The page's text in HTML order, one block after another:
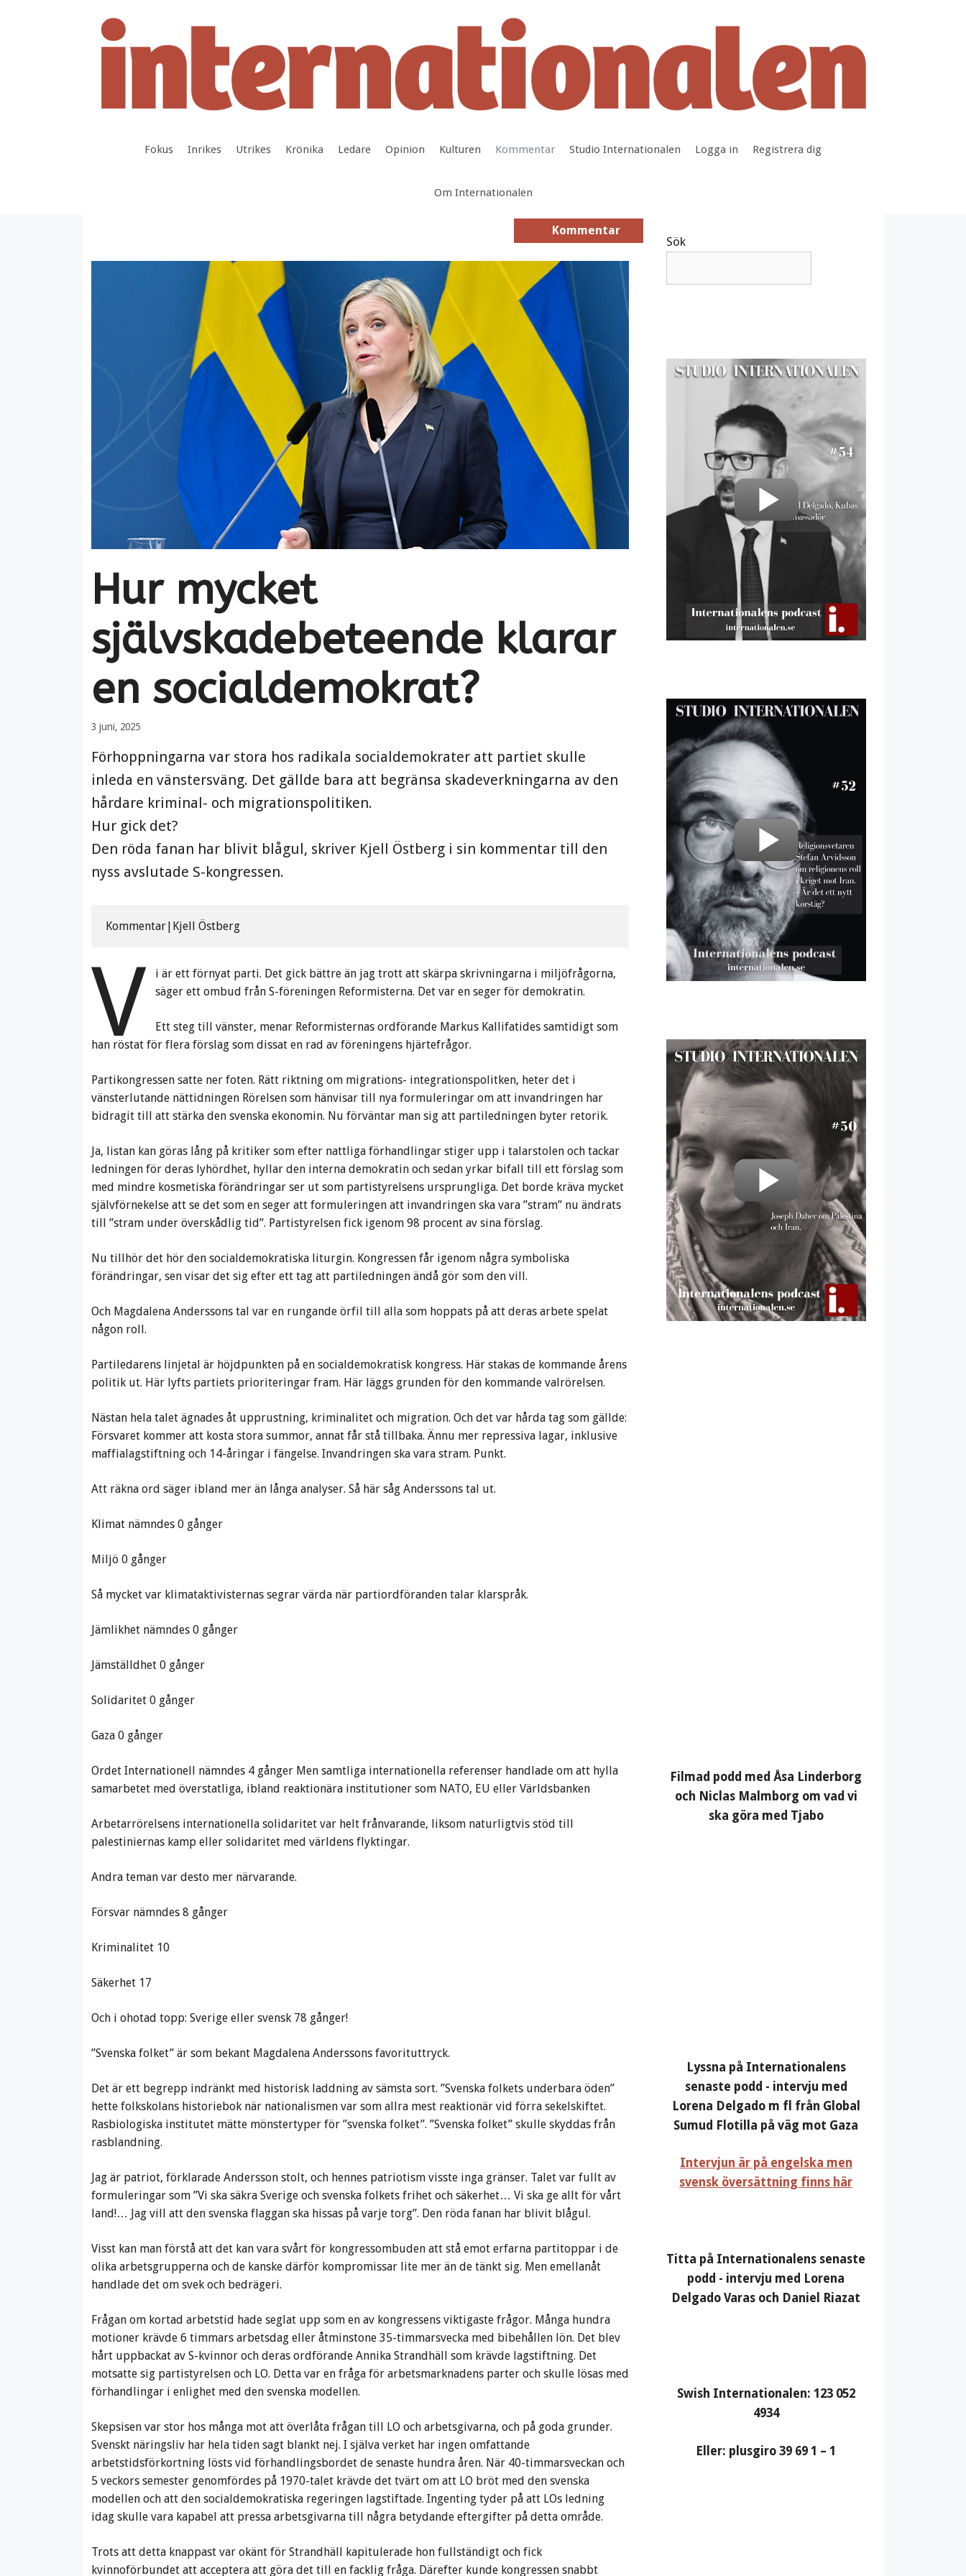
Fokus Inrikes Utrikes Krönika Ledare Opinion Kulturen Kommentar Studio Internationalen Logga in Registrera dig
Om Internationalen
Kommentar
Kommentar
Hur mycket
självskadebeteende klarar
en socialdemokrat?
3 juni, 2025
Förhoppningarna var stora hos radikala socialdemokrater att partiet skulle
inleda en vänstersväng. Det gällde bara att begränsa skadeverkningarna av den
hårdare kriminal- och migrationspolitiken.
Hur gick det?
Den röda fanan har blivit blågul, skriver Kjell Östberg i sin kommentar till den
nyss avslutade S-kongressen.
Kommentar|Kjell Östberg
V
i är ett förnyat parti. Det gick bättre än jag trott att skärpa skrivningarna i miljöfrågorna,
säger ett ombud från S-föreningen Reformisterna. Det var en seger för demokratin.
Ett steg till vänster, menar Reformisternas ordförande Markus Kallifatides samtidigt som
han röstat för flera förslag som dissat en rad av föreningens hjärtefrågor.
Partikongressen satte ner foten. Rätt riktning om migrations- integrationspolitken, heter det i
vänsterlutande nättidningen Rörelsen som hänvisar till nya formuleringar om att invandringen har
bidragit till att stärka den svenska ekonomin. Nu förväntar man sig att partiledningen byter retorik.
Ja, listan kan göras lång på kritiker som efter nattliga förhandlingar stiger upp i talarstolen och tackar
ledningen för deras lyhördhet, hyllar den interna demokratin och sedan yrkar bifall till ett förslag som
med mindre kosmetiska förändringar ser ut som partistyrelsens ursprungliga. Det borde kräva mycket
självförnekelse att se det som en seger att formuleringen att invandringen ska vara ”stram” nu ändrats
till ”stram under överskådlig tid”. Partistyrelsen fick igenom 98 procent av sina förslag.
Nu tillhör det hör den socialdemokratiska liturgin. Kongressen får igenom några symboliska
förändringar, sen visar det sig efter ett tag att partiledningen ändå gör som den vill.
Och Magdalena Anderssons tal var en rungande örfil till alla som hoppats på att deras arbete spelat
någon roll.
Partiledarens linjetal är höjdpunkten på en socialdemokratisk kongress. Här stakas de kommande årens
politik ut. Här lyfts partiets prioriteringar fram. Här läggs grunden för den kommande valrörelsen.
Nästan hela talet ägnades åt upprustning, kriminalitet och migration. Och det var hårda tag som gällde:
Försvaret kommer att kosta stora summor, annat får stå tillbaka. Ännu mer repressiva lagar, inklusive
maffialagstiftning och 14-åringar i fängelse. Invandringen ska vara stram. Punkt.
Att räkna ord säger ibland mer än långa analyser. Så här såg Anderssons tal ut.
Klimat nämndes 0 gånger
Miljö 0 gånger
Så mycket var klimataktivisternas segrar värda när partiordföranden talar klarspråk.
Jämlikhet nämndes 0 gånger
Jämställdhet 0 gånger
Solidaritet 0 gånger
Gaza 0 gånger
Ordet Internationell nämndes 4 gånger Men samtliga internationella referenser handlade om att hylla
samarbetet med överstatliga, ibland reaktionära institutioner som NATO, EU eller Världsbanken
Arbetarrörelsens internationella solidaritet var helt frånvarande, liksom naturligtvis stöd till
palestiniernas kamp eller solidaritet med världens flyktingar.
Andra teman var desto mer närvarande.
Försvar nämndes 8 gånger
Kriminalitet 10
Säkerhet 17
Och i ohotad topp: Sverige eller svensk 78 gånger!
”Svenska folket” är som bekant Magdalena Anderssons favorituttryck.
Det är ett begrepp indränkt med historisk laddning av sämsta sort. ”Svenska folkets underbara öden”
hette folkskolans historiebok när nationalismen var som allra mest reaktionär vid förra sekelskiftet.
Rasbiologiska institutet mätte mönstertyper för ”svenska folket”. ”Svenska folket” skulle skyddas från
rasblandning.
Jag är patriot, förklarade Andersson stolt, och hennes patriotism visste inga gränser. Talet var fullt av
formuleringar som ”Vi ska säkra Sverige och svenska folkets frihet och säkerhet… Vi ska ge allt för vårt
land!… Jag vill att den svenska flaggan ska hissas på varje torg”. Den röda fanan har blivit blågul.
Visst kan man förstå att det kan vara svårt för kongressombuden att stå emot erfarna partitoppar i de
olika arbetsgrupperna och de kanske därför kompromissar lite mer än de tänkt sig. Men emellanåt
handlade det om svek och bedrägeri.
Frågan om kortad arbetstid hade seglat upp som en av kongressens viktigaste frågor. Många hundra
motioner krävde 6 timmars arbetsdag eller åtminstone 35-timmarsvecka med bibehållen lön. Det blev
hårt uppbackat av S-kvinnor och deras ordförande Annika Strandhäll som krävde lagstiftning. Det
motsatte sig partistyrelsen och LO. Detta var en fråga för arbetsmarknadens parter och skulle lösas med
förhandlingar i enlighet med den svenska modellen.
Skepsisen var stor hos många mot att överlåta frågan till LO och arbetsgivarna, och på goda grunder.
Svenskt näringsliv har hela tiden sagt blankt nej. I själva verket har ingen omfattande
arbetstidsförkortning lösts vid förhandlingsbordet de senaste hundra åren. När 40-timmarsveckan och
5 veckors semester genomfördes på 1970-talet krävde det tvärt om att LO bröt med den svenska
modellen och att den socialdemokratiska regeringen lagstiftade. Ingenting tyder på att LOs ledning
idag skulle vara kapabel att pressa arbetsgivarna till några betydande eftergifter på detta område.
Trots att detta knappast var okänt för Strandhäll kapitulerade hon fullständigt och fick
kvinnoförbundet att acceptera att göra det till en facklig fråga. Därefter kunde kongressen snabbt
Sök
Filmad podd med Åsa Linderborg
och Niclas Malmborg om vad vi
ska göra med Tjabo
Lyssna på Internationalens
senaste podd - intervju med
Lorena Delgado m fl från Global
Sumud Flotilla på väg mot Gaza
Intervjun är på engelska men
svensk översättning finns här
Titta på Internationalens senaste
podd - intervju med Lorena
Delgado Varas och Daniel Riazat
Swish Internationalen: 123 052
4934
Eller: plusgiro 39 69 1 – 1